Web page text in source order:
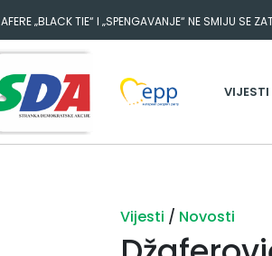
AFERE „BLACK TIE“ I „SPENGAVANJE“ NE SMIJU SE
VIJESTI
Vijesti / Novosti